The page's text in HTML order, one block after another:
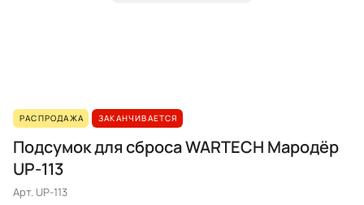
РАСПРОДАЖА ЗАКАНЧИВАЕТСЯ
Подсумок для сброса WARTECH Мародёр
UP-113
Арт. UР-113